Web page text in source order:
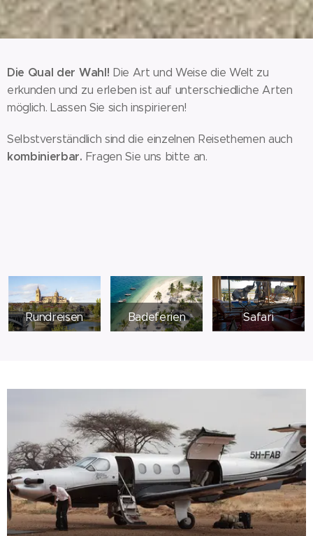
Die Qual der Wahl! Die Art und Weise die Welt zu
erkunden und zu erleben ist auf unterschiedliche Arten
möglich. Lassen Sie sich inspirieren!
Selbstverständlich sind die einzelnen Reisethemen auch
kombinierbar. Fragen Sie uns bitte an.
Rundreisen Badeferien Safari